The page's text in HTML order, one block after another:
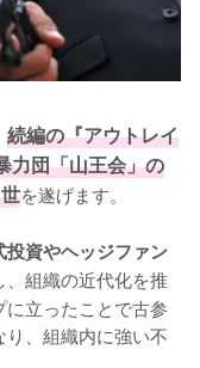
続編の『アウトレイ
力団「山王会」の
を遂げます。
投資やヘッジファン
組織の近代化を推
立ったことで古参
、組織内に強い不